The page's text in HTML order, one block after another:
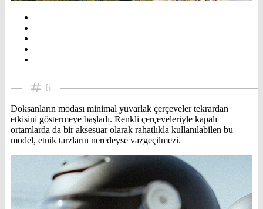
6
Doksanların modası minimal yuvarlak çerçeveler tekrardan
etkisini göstermeye başladı. Renkli çerçeveleriyle kapalı
ortamlarda da bir aksesuar olarak rahatlıkla kullanılabilen bu
model, etnik tarzların neredeyse vazgeçilmezi.